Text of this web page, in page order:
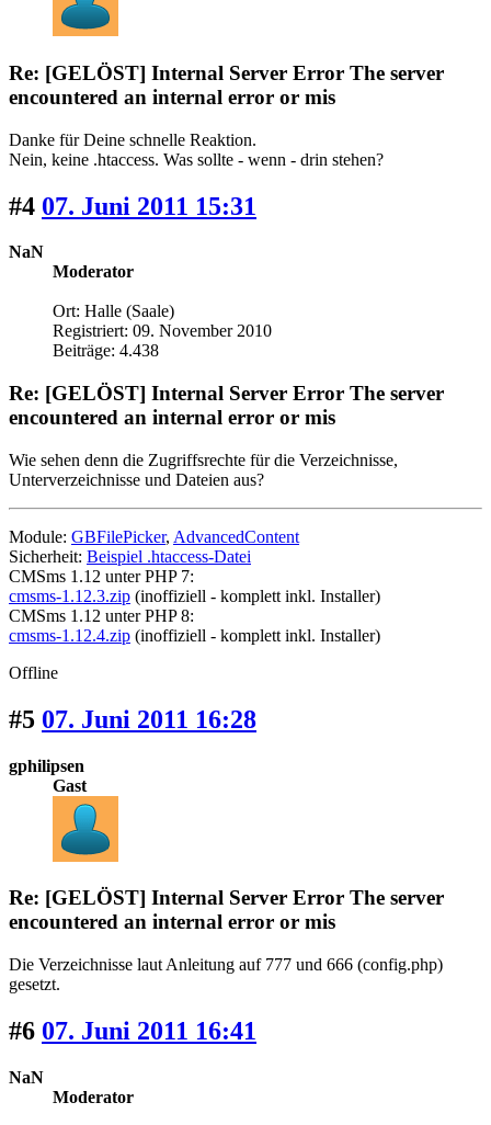
Re: [GELÖST] Internal Server Error The server
encountered an internal error or mis
Danke für Deine schnelle Reaktion.
Nein, keine .htaccess. Was sollte - wenn - drin stehen?
#4 07. Juni 2011 15:31
NaN
Moderator
Ort: Halle (Saale)
Registriert: 09. November 2010
Beiträge: 4.438
Re: [GELÖST] Internal Server Error The server
encountered an internal error or mis
Wie sehen denn die Zugriffsrechte für die Verzeichnisse,
Unterverzeichnisse und Dateien aus?
Module: GBFilePicker, AdvancedContent
Sicherheit: Beispiel .htaccess-Datei
CMSms 1.12 unter PHP 7:
cmsms-1.12.3.zip (inoffiziell - komplett inkl. Installer)
CMSms 1.12 unter PHP 8:
cmsms-1.12.4.zip (inoffiziell - komplett inkl. Installer)
Offline
#5 07. Juni 2011 16:28
gphilipsen
Gast
Re: [GELÖST] Internal Server Error The server
encountered an internal error or mis
Die Verzeichnisse laut Anleitung auf 777 und 666 (config.php)
gesetzt.
#6 07. Juni 2011 16:41
NaN
Moderator